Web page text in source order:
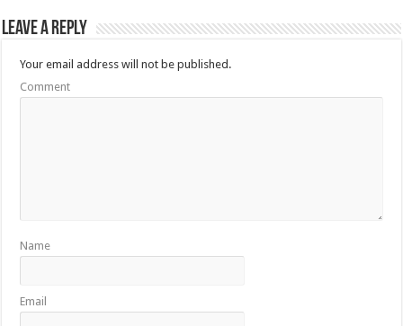
Leave a Reply
Your email address will not be published.
Comment
Name
Email